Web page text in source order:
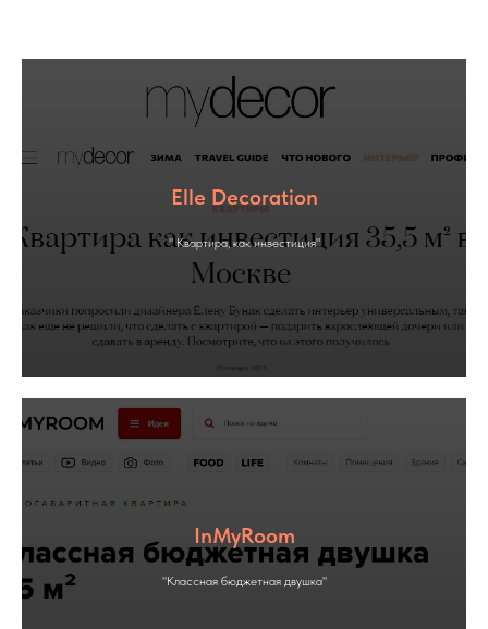
Elle Decoration
" Квартира, как инвестиция"
InMyRoom
"Классная бюджетная двушка"